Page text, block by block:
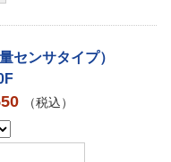
センサタイプ）
（税込）